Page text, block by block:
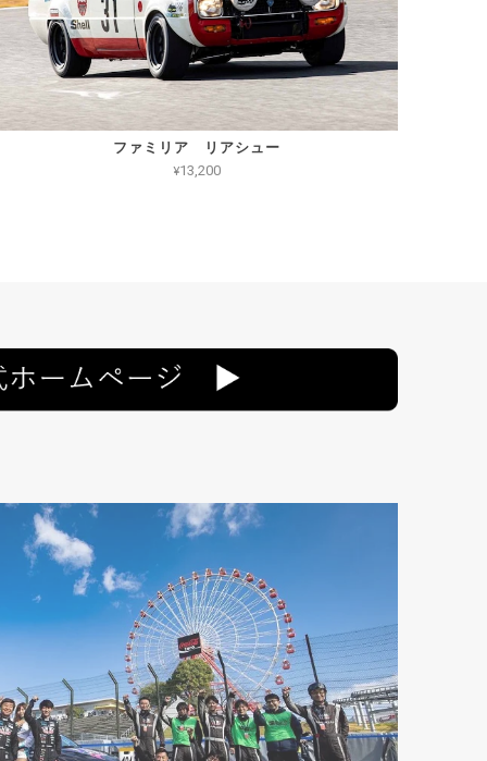
ファミリア リアシュー
¥13,200